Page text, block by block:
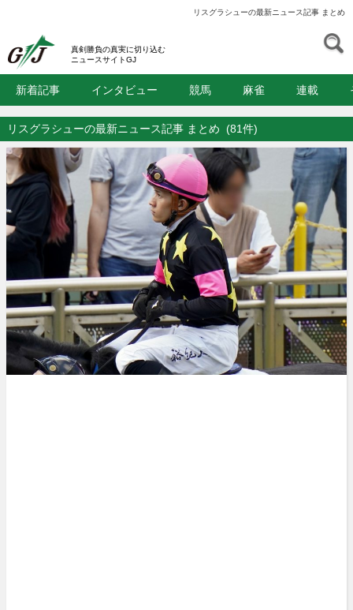
リスグラシューの最新ニュース記事 まとめ
真剣勝負の真実に切り込む
ニュースサイトGJ
新着記事 インタビュー 競馬 麻雀 連載
リスグラシューの最新ニュース記事 まとめ (81件)